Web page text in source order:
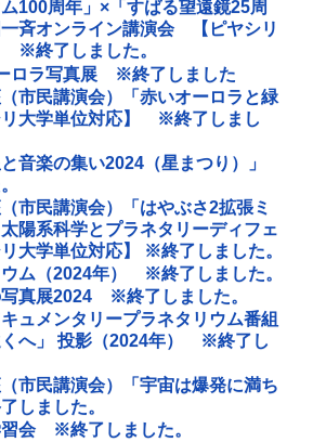
ム100周年」×「すばる望遠鏡25周
斉オンライン講演会 【ピヤシリ
※終了しました。
ロラ写真展 ※終了しました
市民講演会）「赤いオーロラと緑
リ大学単位対応】 ※終了しまし
音楽の集い2024（星まつり）」
市民講演会）「はやぶさ2拡張ミ
陽系科学とプラネタリーディフェ
大学単位対応】 ※終了しました。
ム（2024年） ※終了しました。
真展2024 ※終了しました。
ュメンタリープラネタリウム番組
くへ」 投影（2024年） ※終了し
市民講演会）「宇宙は爆発に満ち
ました。
習会 ※終了しました。